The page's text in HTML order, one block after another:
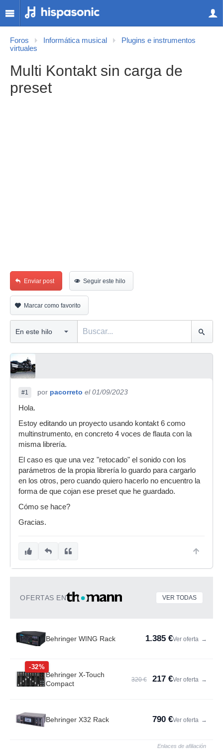
Foros Informática musical
Plugins e instrumentos
virtuales
Multi Kontakt sin carga de
preset
Enviar post Seguir este hilo
Marcar como favorito
#1 por pacorreto el 01/09/2023
Hola.
Estoy editando un proyecto usando kontakt 6 como
multinstrumento, en concreto 4 voces de flauta con la
misma librería.
El caso es que una vez "retocado" el sonido con los
parámetros de la propia librería lo guardo para cargarlo
en los otros, pero cuando quiero hacerlo no encuentro la
forma de que cojan ese preset que he guardado.
Cómo se hace?
Gracias.
OFERTAS EN VER TODAS
Behringer WING Rack 1.385 €Ver oferta →
-32%
Behringer X-Touch
Compact
320 € 217 €Ver oferta →
Behringer X32 Rack 790 €Ver oferta →
Enlaces de afiliación